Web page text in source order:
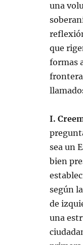
una
que
formas
I.
sea un
bien
según
de
una